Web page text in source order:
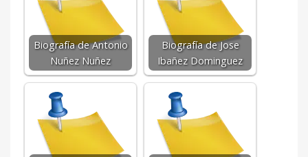
Biografía de Antonio
Nuñez Nuñez
Biografía de Jose
Ibañez Dominguez